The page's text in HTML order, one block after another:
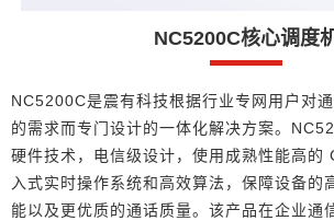
NC5200C核心调度
NC5200C是震有科技根据行业专网用户对
的需求而专门设计的一体化解决方案。
硬件技术，电信级设计，使用成熟性能高的
入式实时操作系统和高效算法，保障设备的
能以及更优质的通话质量。该产品在企业通